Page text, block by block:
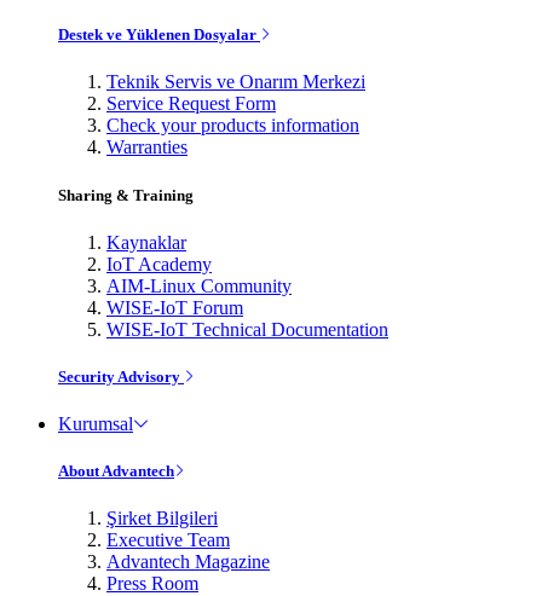
Destek ve Yüklenen Dosyalar
Teknik Servis ve Onarım Merkezi
Service Request Form
Check your products information
Warranties
Sharing & Training
Kaynaklar
IoT Academy
AIM-Linux Community
WISE-IoT Forum
WISE-IoT Technical Documentation
Security Advisory
Kurumsal
About Advantech
Şirket Bilgileri
Executive Team
Advantech Magazine
Press Room